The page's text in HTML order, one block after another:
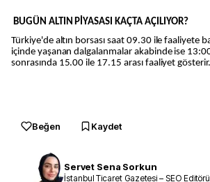
BUGÜN ALTIN PİYASASI KAÇTA AÇILIYOR?
Türkiye'de altın borsası saat 09.30 ile faaliyete
içinde yaşanan dalgalanmalar akabinde ise
sonrasında 15.00 ile 17.15 arası faaliyet gösterir.
Beğen Kaydet
Servet Sena Sorkun
İstanbul Ticaret Gazetesi – SEO Editörü